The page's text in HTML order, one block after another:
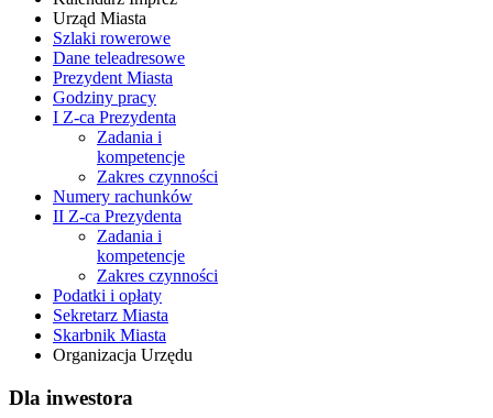
Urząd Miasta
Szlaki rowerowe
Dane teleadresowe
Prezydent Miasta
Godziny pracy
I Z-ca Prezydenta
Zadania i
kompetencje
Zakres czynności
Numery rachunków
II Z-ca Prezydenta
Zadania i
kompetencje
Zakres czynności
Podatki i opłaty
Sekretarz Miasta
Skarbnik Miasta
Organizacja Urzędu
Dla inwestora